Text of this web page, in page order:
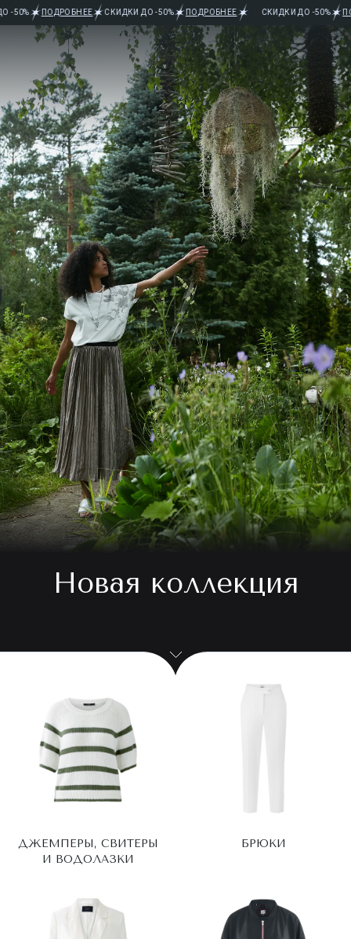
СКИДКИ ДО -50% ПОДРОБНЕЕ СКИДКИ ДО -50% ПОДРОБНЕЕ
Новая коллекция
ДЖЕМПЕРЫ, СВИТЕРЫ
И ВОДОЛАЗКИ
БРЮКИ